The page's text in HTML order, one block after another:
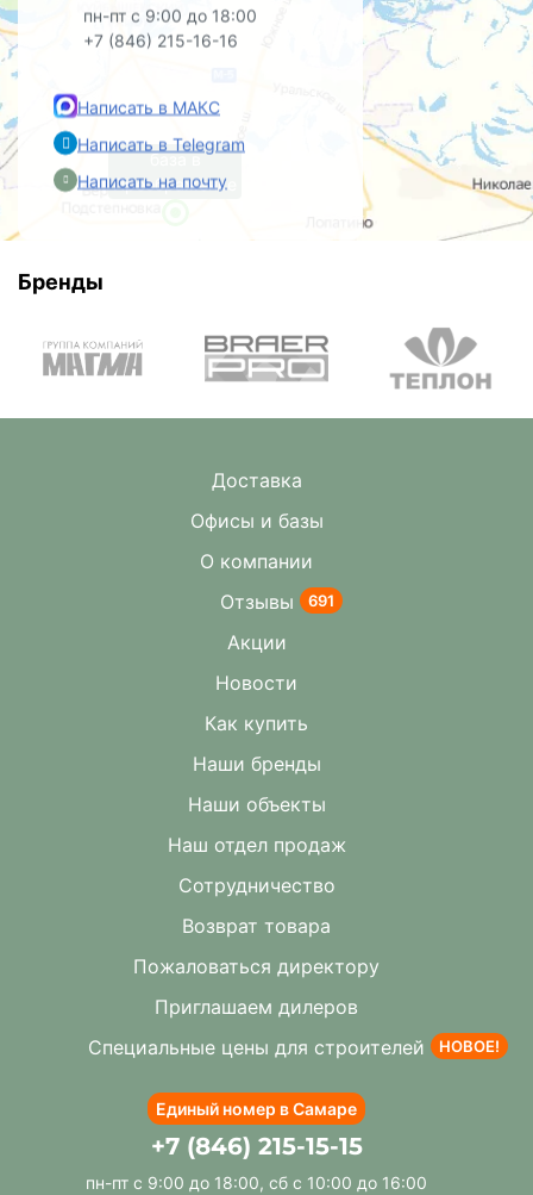
пн-пт с 9:00 до 18:00
+7 (846) 215-16-16
Написать в МАКС
Написать в Telegram
Написать на почту
база в
Преображенке
Бренды
Доставка
Офисы и базы
О компании
Отзывы
691
Акции
Новости
Как купить
Наши бренды
Наши объекты
Наш отдел продаж
Сотрудничество
Возврат товара
Пожаловаться директору
Приглашаем дилеров
Специальные цены для строителей
НОВОЕ!
Единый номер в Самаре
+7 (846) 215-15-15
пн-пт с 9:00 до 18:00, сб с 10:00 до 16:00